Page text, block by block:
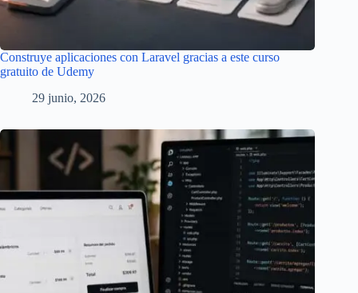
Construye aplicaciones con Laravel gracias a este curso
gratuito de Udemy
29 junio, 2026